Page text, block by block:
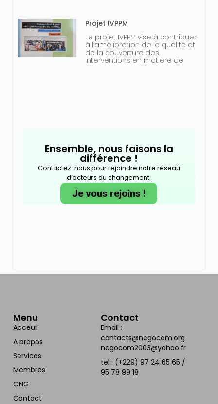
Projet IVPPM
Le projet IVPPM vise à contribuer
à l’amélioration de la qualité et
de la couverture des
interventions en matière de
Ensemble, nous faisons la
différence !
Contactez-nous pour rejoindre notre réseau
d’acteurs du changement.
Je vous rejoins !
Menu
Acceuil
A propos
Services
Membres
ONG
Contact
Contact
Email :
contacts@negocom.org
negocom2003@yahoo.fr
tel : (+229) 97 24 65 65 /
95 78 99 18